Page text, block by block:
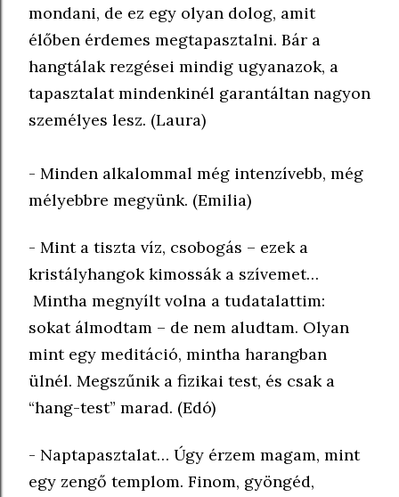
mondani, de ez egy olyan dolog, amit
élőben érdemes megtapasztalni. Bár a
hangtálak rezgései mindig ugyanazok, a
tapasztalat mindenkinél garantáltan nagyon
személyes lesz. (Laura)
- Minden alkalommal még intenzívebb, még
mélyebbre megyünk. (Emilia)
- Mint a tiszta víz, csobogás – ezek a
kristályhangok kimossák a szívemet…
Mintha megnyílt volna a tudatalattim:
sokat álmodtam – de nem aludtam. Olyan
mint egy meditáció, mintha harangban
ülnél. Megszűnik a fizikai test, és csak a
“hang-test” marad. (Edó)
- Naptapasztalat… Úgy érzem magam, mint
egy zengő templom. Finom, gyöngéd,